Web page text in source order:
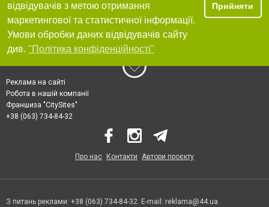
відвідувачів з метою отримання
маркетингової та статистичної інформації.
Умови обробки даних відвідувачів сайту
див. "Політика конфіденційності"
Прийняти
Реклама на сайті
Робота в нашій компанії
Франшиза "CitySites"
+38 (063) 734-84-32
Про нас Контакти Автори проєкту
З питань реклами: +38 (063) 734-84-32. E-mail: reklama@44.ua